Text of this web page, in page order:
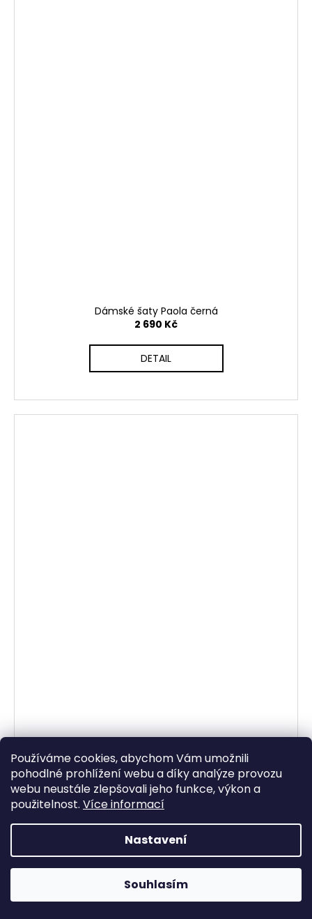
Používáme cookies, abychom Vám umožnili
pohodlné prohlížení webu a díky analýze provozu
webu neustále zlepšovali jeho funkce, výkon a
použitelnost. Více informací
Nastavení
Souhlasím
Dámské šaty Paola černá
2 690 Kč
DETAIL
Dámské šaty Paola fuchsiová
2 690 Kč
DETAIL